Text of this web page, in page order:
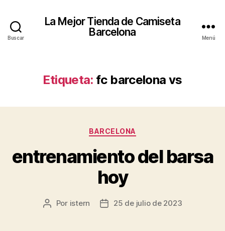
Buscar
La Mejor Tienda de Camiseta
Barcelona
Menú
Etiqueta: fc barcelona vs
Categorías
BARCELONA
entrenamiento del barsa
hoy
Autor
Por istern
Fecha25 de julio de 2023